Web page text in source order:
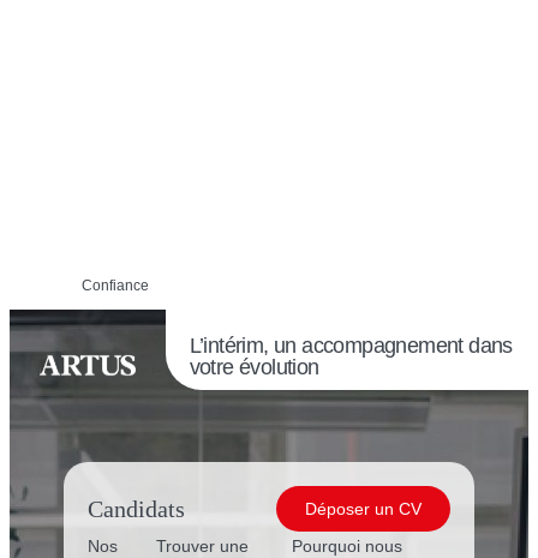
Confiance
L’intérim, un accompagnement dans
votre évolution
Candidats
Déposer un CV
Nos
Trouver une
Pourquoi nous